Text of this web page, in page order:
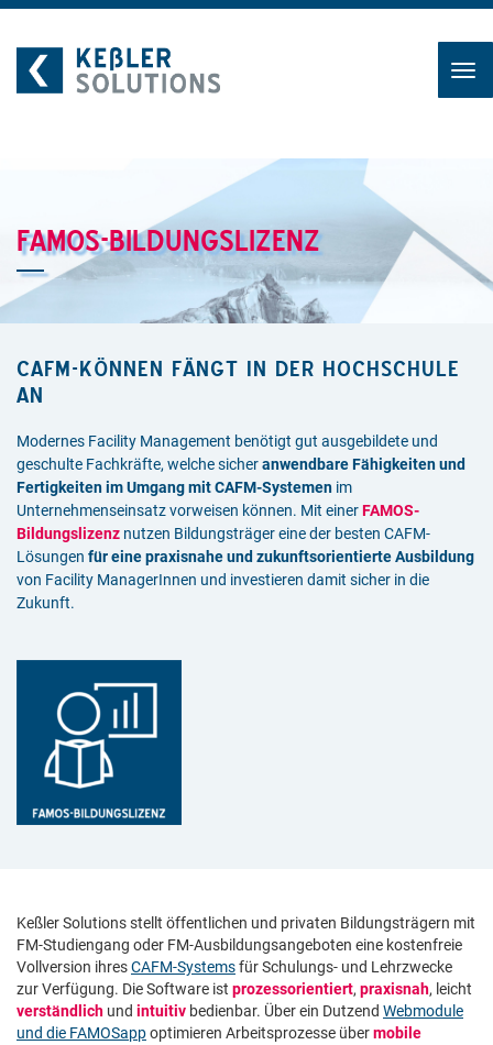
FAMOS-BILDUNGSLIZENZ
CAFM-KÖNNEN FÄNGT IN DER HOCHSCHULE
AN
Modernes Facility Management benötigt gut ausgebildete und
geschulte Fachkräfte, welche sicheranwendbare Fähigkeiten und
Fertigkeiten im Umgang mit CAFM-Systemen im
Unternehmenseinsatz vorweisen können. Mit einerFAMOS-
Bildungslizenz nutzen Bildungsträger eine der besten CAFM-
Lösungen für eine praxisnahe und zukunftsorientierte Ausbildung
von Facility ManagerInnen und investieren damit sicher in die
Zukunft.
Keßler Solutions stellt öffentlichen und privaten Bildungsträgern mit
FM-Studiengang oder FM-Ausbildungsangeboten eine kostenfreie
Vollversion ihresCAFM-Systemsfür Schulungs- und Lehrzwecke
zur Verfügung. Die Software ist prozessorientiert, praxisnah, leicht
verständlich und intuitiv bedienbar. Über ein Dutzend Webmodule
und die FAMOSappoptimieren Arbeitsprozesse übermobile